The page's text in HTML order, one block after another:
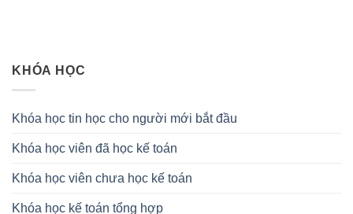
KHÓA HỌC
Khóa học tin học cho người mới bắt đầu
Khóa học viên đã học kế toán
Khóa học viên chưa học kế toán
Khóa học kế toán tổng hợp